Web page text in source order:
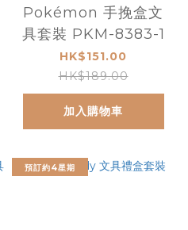
Pokémon 手挽盒文
具套裝 PKM-8383-1
HK$151.00
HK$189.00
加入購物車
預訂約4星期